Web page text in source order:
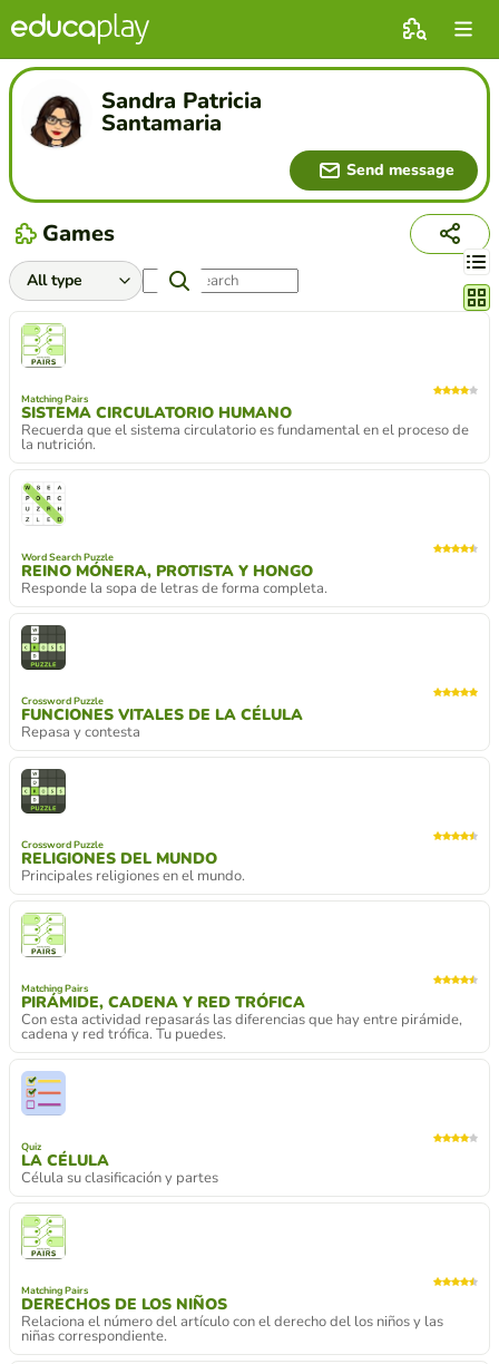
Sandra Patricia
Santamaria
Send message
Games
Matching Pairs
SISTEMA CIRCULATORIO HUMANO
Recuerda que el sistema circulatorio es fundamental en el proceso de
la nutrición.
Word Search Puzzle
REINO MÓNERA, PROTISTA Y HONGO
Responde la sopa de letras de forma completa.
Crossword Puzzle
FUNCIONES VITALES DE LA CÉLULA
Repasa y contesta
Crossword Puzzle
RELIGIONES DEL MUNDO
Principales religiones en el mundo.
Matching Pairs
PIRÁMIDE, CADENA Y RED TRÓFICA
Con esta actividad repasarás las diferencias que hay entre pirámide,
cadena y red trófica. Tu puedes.
Quiz
LA CÉLULA
Célula su clasificación y partes
Matching Pairs
DERECHOS DE LOS NIÑOS
Relaciona el número del artículo con el derecho del los niños y las
niñas correspondiente.